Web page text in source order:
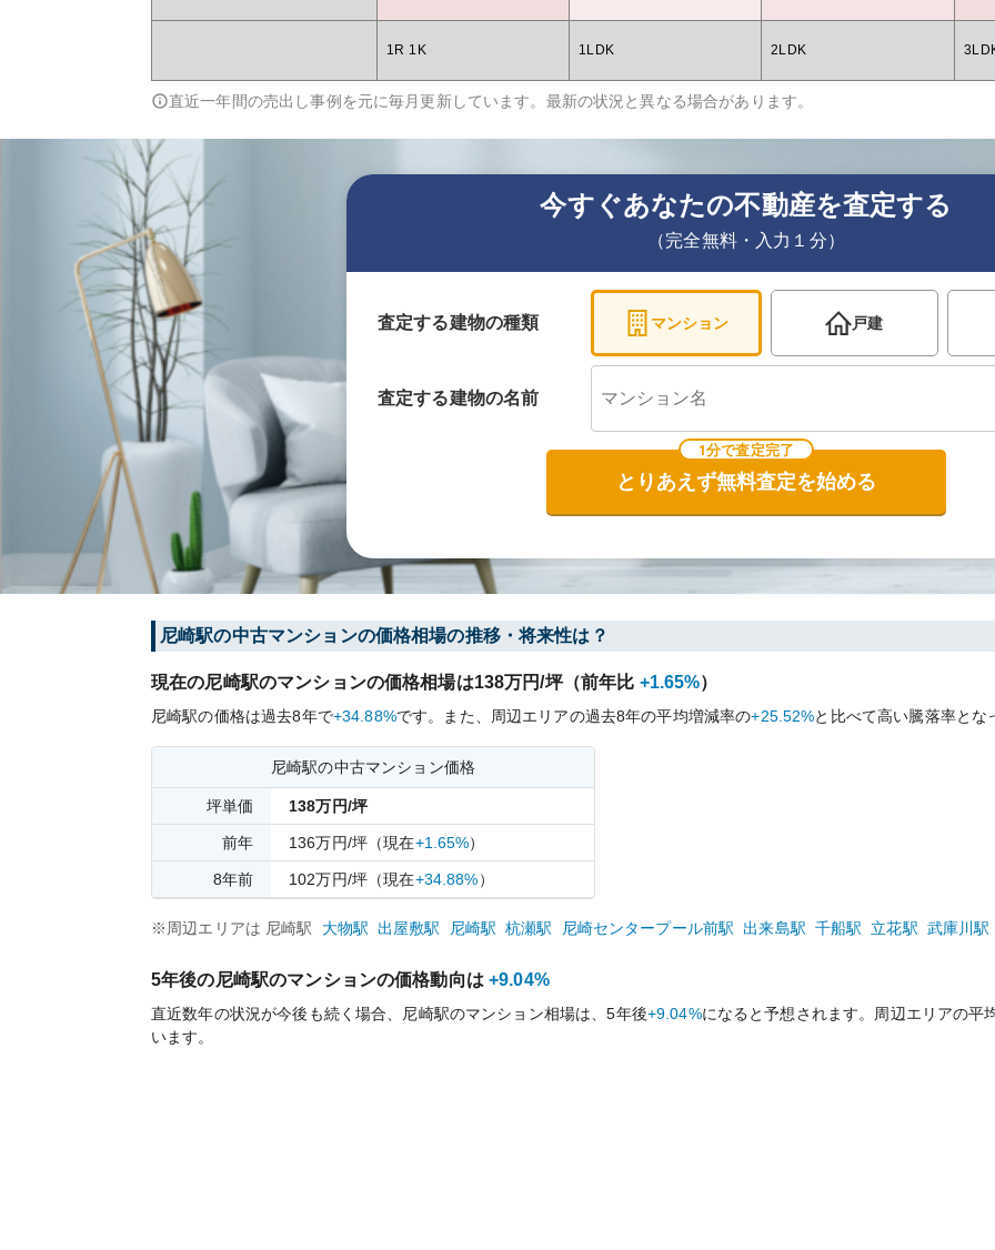
1R 1K 1LDK 2LDK
直近一年間の売出し事例を元に毎月更新しています。最新の状況と異なる場合があります。
今すぐあなたの不動産を査定する
（完全無料・入力１分）
査定する建物の種類 マンション 戸建
査定する建物の名前
1分で査定完了
とりあえず無料査定を始める
尼崎駅の中古マンションの価格相場の推移・将来性は？
現在の尼崎駅のマンションの価格相場は138万円/坪（前年比 +1.65%）
尼崎駅の価格は過去8年で+34.88%です。 また、周辺エリアの過去8年の平均増減率の+25.52%と比べて高い騰落率とな
尼崎駅の中古マンション価格
坪単価 138万円/坪
前年 136万円/坪 （現在+1.65%）
8年前 102万円/坪 （現在+34.88%）
※周辺エリアは 尼崎駅 大物駅 出屋敷駅 尼崎駅 杭瀬駅 尼崎センタープール前駅 出来島駅 千船駅 立花駅 武庫川駅
5年後の尼崎駅のマンションの価格動向は +9.04%
直近数年の状況が今後も続く場合、 尼崎駅のマンション相場は、5年後+9.04%になると予想されます。周辺エリアの平
います。